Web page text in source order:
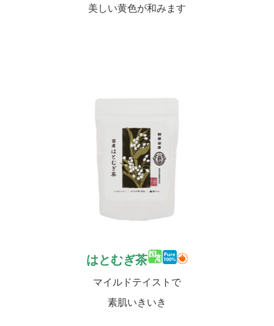
美しい黄色が和みます
はとむぎ茶
マイルドテイストで
素肌いきいき